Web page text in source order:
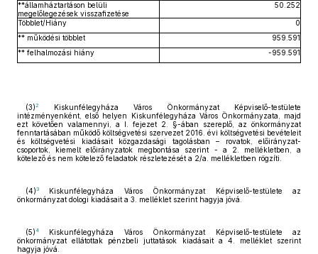
**államháztartáson belüli
megelőlegezések visszafizetése
50.252
Többlet/Hiány
0
** működési többlet
959.591
** felhalmozási hiány
-959.591
(3)2
Kiskunfélegyháza Város Önkormányzat Képviselő-testülete
intézményenként, első helyen Kiskunfélegyháza Város Önkormányzata, majd
ezt követően valamennyi, a I. fejezet 2. §-ában szereplő, az önkormányzat
fenntartásában működő költségvetési szervezet 2016. évi költségvetési bevételeit
és költségvetési kiadásait közgazdasági tagolásban – rovatok, előirányzat-
csoportok, kiemelt előirányzatok megbontása szerint - a 2. mellékletben, a
kötelező és nem kötelező feladatok részletezését a 2/a. mellékletben rögzíti.
(4)3
Kiskunfélegyháza Város Önkormányzat Képviselő-testülete az
önkormányzat dologi kiadásait a 3. melléklet szerint hagyja jóvá.
(5)4
Kiskunfélegyháza Város Önkormányzat Képviselő-testülete az
önkormányzat ellátottak pénzbeli juttatások kiadásait a 4. melléklet szerint
hagyja jóvá.